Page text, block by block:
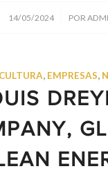
14/05/2024
/ POR
, EMPRESAS,